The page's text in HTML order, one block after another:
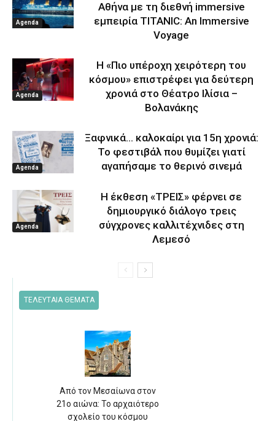
Agenda
Αθήνα με τη διεθνή immersive
εμπειρία TITANIC: An Immersive
Voyage
Agenda
Η «Πιο υπέροχη χειρότερη του
κόσμου» επιστρέφει για δεύτερη
χρονιά στο Θέατρο Ιλίσια –
Βολανάκης
Agenda
Ξαφνικά… καλοκαίρι για 15η χρονιά:
Το φεστιβάλ που θυμίζει γιατί
αγαπήσαμε το θερινό σινεμά
Agenda
Η έκθεση «ΤΡΕΙΣ» φέρνει σε
δημιουργικό διάλογο τρεις
σύγχρονες καλλιτέχνιδες στη
Λεμεσό
ΤΕΛΕΥΤΑΙΑ ΘΕΜΑΤΑ
Από τον Μεσαίωνα στον
21ο αιώνα: Το αρχαιότερο
σχολείο του κόσμου